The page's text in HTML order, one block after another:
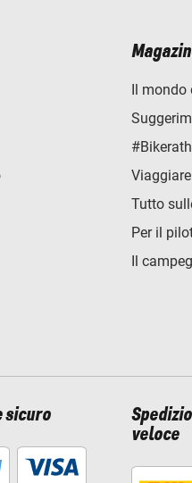
Il
Tutto
Per il
Il
sicuro
veloce